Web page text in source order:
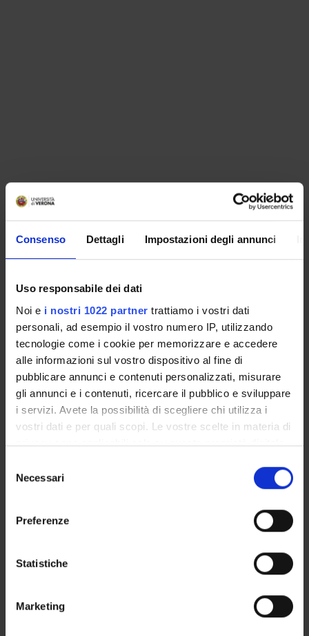
Consenso Dettagli Impostazioni degli annunci
Uso responsabile dei dati
Noi e i nostri 1022 partner trattiamo i vostri dati
personali, ad esempio il vostro numero IP, utilizzando
tecnologie come i cookie per memorizzare e accedere
alle informazioni sul vostro dispositivo al fine di
pubblicare annunci e contenuti personalizzati, misurare
gli annunci e i contenuti, ricercare il pubblico e sviluppare
i servizi. Avete la possibilità di scegliere chi utilizza i
vostri dati e per quali scopi. Le vostre scelte in materia di
privacy sono applicabili solo su questa proprietà digitale
modificare o revocare il proprio consenso in qualsiasi
momento dalla Dichiarazione sui cookie o facendo clic
raccogliere informazioni sulla tua posizione
geografica, con un'approssimazione di qualche
Identificare il tuo dispositivo, scansionandolo
delNecessari
Preferenze
Statistiche
Marketing
ORGANISATION
DEPARTMENT ADMINISTRATION OFFICES
STUDENT ADMINISTRATION OFFICES
DEPARTMENT FACILITIES
RESEARCH LABORATORIES
RESEARCH CENTRES